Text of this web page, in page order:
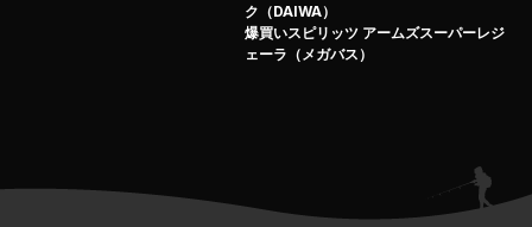
ク（DAIWA）
爆買いスピリッツ アームズスーパーレジ
ェーラ（メガバス）